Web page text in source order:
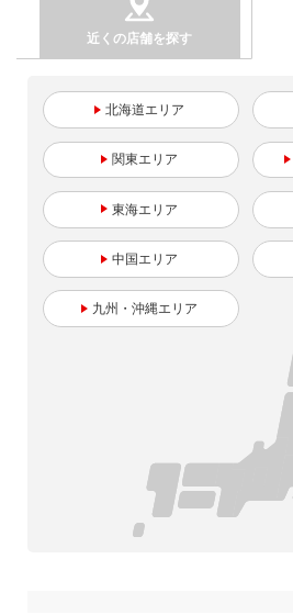
近くの店舗を探す
北海道
関東
東海
中国
九州・沖縄